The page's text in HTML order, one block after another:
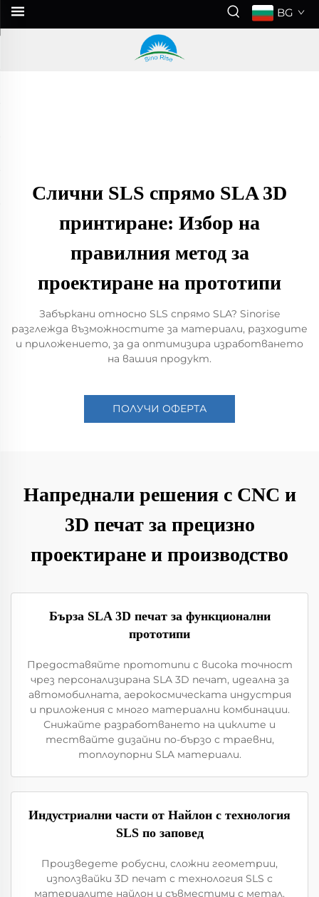
BG
Слични SLS спрямо SLA 3D
принтиране: Избор на
правилния метод за
проектиране на прототипи
Забъркани относно SLS спрямо SLA? Sinorise
разглежда възможностите за материали, разходите
и приложението, за да оптимизира изработването
на вашия продукт.
ПОЛУЧИ ОФЕРТА
Напреднали решения с CNC и
3D печат за прецизно
проектиране и производство
Бърза SLA 3D печат за функционални
прототипи
Предоставяйте прототипи с висока точност
чрез персонализирана SLA 3D печат, идеална за
автомобилната, аерокосмическата индустрия
и приложения с много материални комбинации.
Снижайте разработването на циклите и
тествайте дизайни по-бързо с траевни,
топлоупорни SLA материали.
Индустриални части от Найлон с технология
SLS по заповед
Произведете робусни, сложни геометрии,
използвайки 3D печат с технология SLS с
материалите найлон и съвместими с метал.